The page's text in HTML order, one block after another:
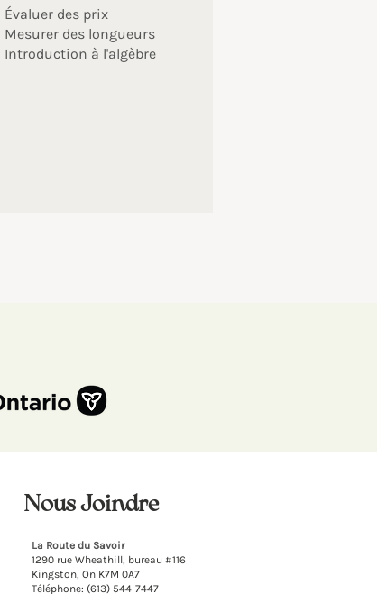
Évaluer des prix
Mesurer des longueurs
Introduction à l'algèbre
Nous Joindre
La Route du Savoir
1290 rue Wheathill, bureau#116
Kingston, On K7M 0A7
Téléphone: (613) 544-7447